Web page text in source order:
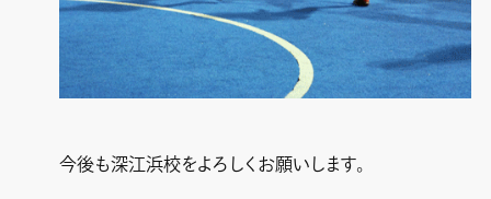
今後も深江浜校をよろしくお願いします。